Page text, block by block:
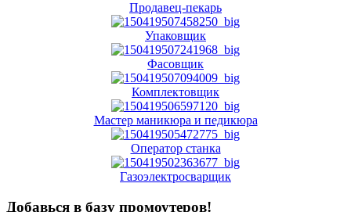
Продавец-пекарь
Упаковщик
Фасовщик
Комплектовщик
Мастер маникюра и педикюра
Оператор станка
Газоэлектросварщик
Добавься в базу промоутеров!